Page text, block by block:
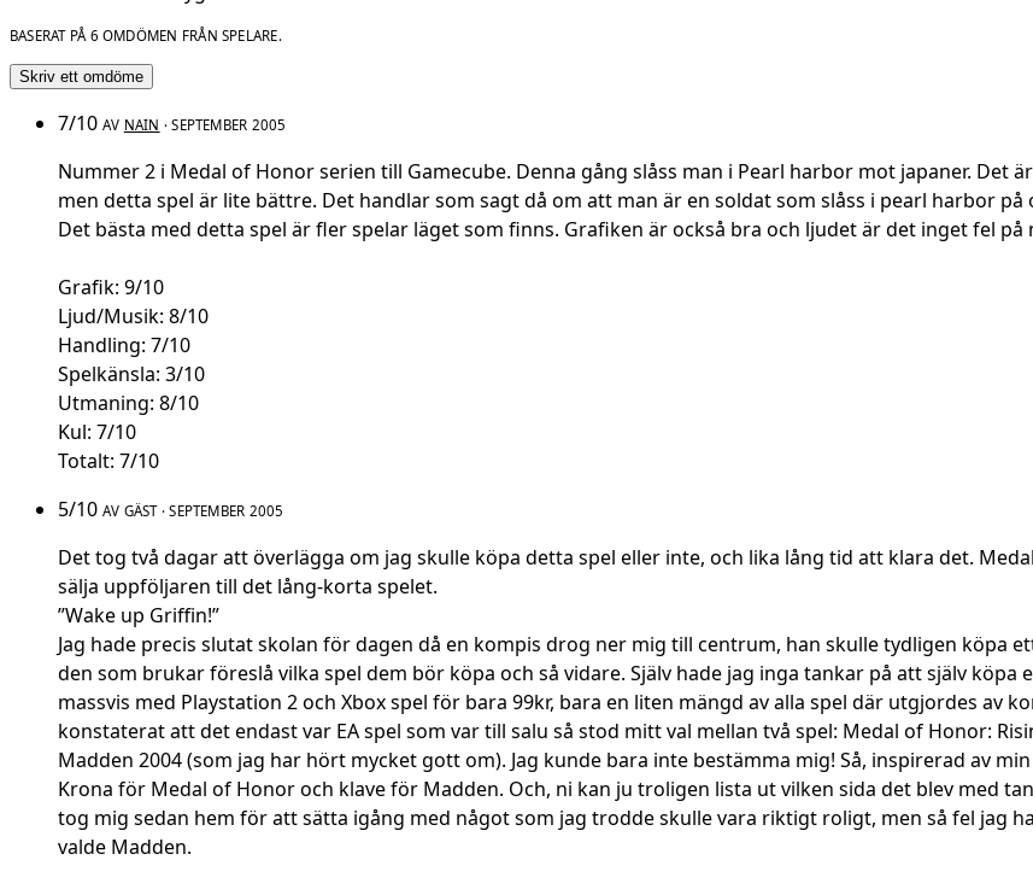
BASERAT PÅ 6 OMDÖMEN FRÅN SPELARE.
Skriv ett omdöme
7/10 AV NAIN · SEPTEMBER 2005
Nummer 2 i Medal of Honor serien till Gamecube. Denna gång slåss man i Pearl harbor mot japaner.
men detta spel är lite bättre. Det handlar som sagt då om att man är en soldat som slåss i pearl harbor
Det bästa med detta spel är fler spelar läget som finns. Grafiken är också bra och ljudet är det inget fel
Grafik: 9/10
Ljud/Musik: 8/10
Handling: 7/10
Spelkänsla: 3/10
Utmaning: 8/10
Kul: 7/10
Totalt: 7/10
5/10 AV GÄST · SEPTEMBER 2005
Det tog två dagar att överlägga om jag skulle köpa detta spel eller inte, och lika lång tid att klara det.
sälja uppföljaren till det lång-korta spelet.
”Wake up Griffin!”
Jag hade precis slutat skolan för dagen då en kompis drog ner mig till centrum, han skulle tydligen köpa
den som brukar föreslå vilka spel dem bör köpa och så vidare. Själv hade jag inga tankar på att själv
massvis med Playstation 2 och Xbox spel för bara 99kr, bara en liten mängd av alla spel där utgjordes av
konstaterat att det endast var EA spel som var till salu så stod mitt val mellan två spel: Medal of Honor:
Madden 2004 (som jag har hört mycket gott om). Jag kunde bara inte bestämma mig! Så, inspirerad av
Krona för Medal of Honor och klave för Madden. Och, ni kan ju troligen lista ut vilken sida det blev med
tog mig sedan hem för att sätta igång med något som jag trodde skulle vara riktigt roligt, men så fel jag
valde Madden.